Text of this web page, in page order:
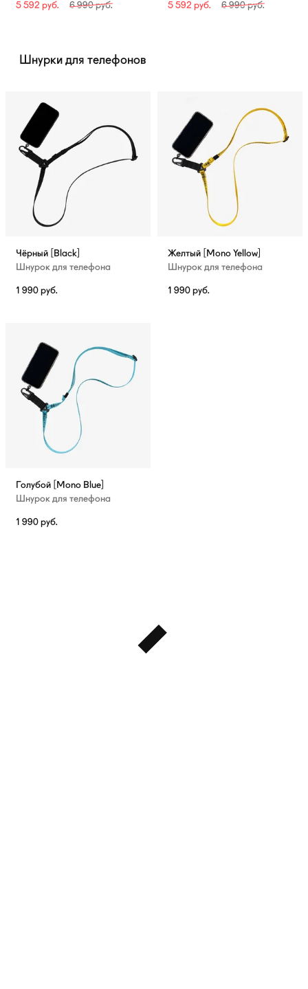
5 592 руб. 6 990руб. 5 592 руб. 6 990руб.
Шнурки для телефонов
Чёрный [Black]
Шнурок для телефона
1 990 руб.
Желтый [Mono Yellow]
Шнурок для телефона
1 990 руб.
Голубой [Mono Blue]
Шнурок для телефона
1 990 руб.